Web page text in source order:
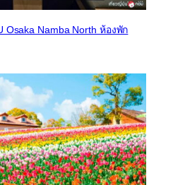
Osaka Namba North ห้องพัก